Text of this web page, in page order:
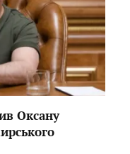
Оксану